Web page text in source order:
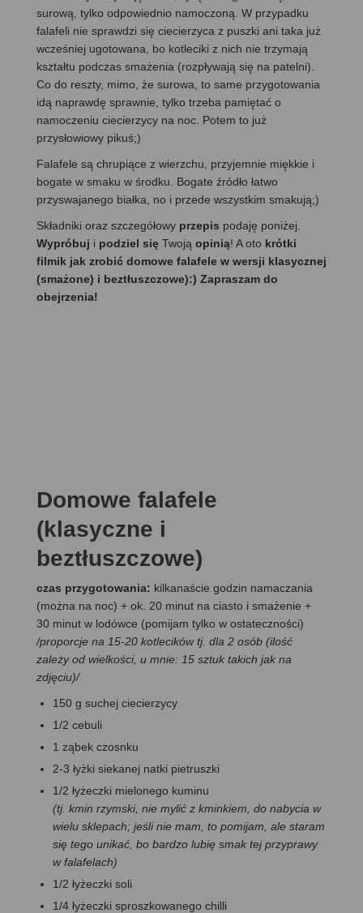
surową, tylko odpowiednio namoczoną. W przypadku
falafeli nie sprawdzi się ciecierzyca z puszki ani taka już
wcześniej ugotowana, bo kotleciki z nich nie trzymają
kształtu podczas smażenia (rozpływają się na patelni).
Co do reszty, mimo, że surowa, to same przygotowania
idą naprawdę sprawnie, tylko trzeba pamiętać o
namoczeniu ciecierzycy na noc. Potem to już
przysłowiowy pikuś;)
Falafele są chrupiące z wierzchu, przyjemnie miękkie i
bogate w smaku w środku. Bogate źródło łatwo
przyswajanego białka, no i przede wszystkim smakują;)
Składniki oraz szczegółowy przepis podaję poniżej.
Wypróbuj i podziel się Twoją opinią! A oto krótki
filmik jak zrobić domowe falafele w wersji klasycznej
(smażone) i beztłuszczowe):) Zapraszam do
obejrzenia!
Domowe falafele
(klasyczne i
beztłuszczowe)
czas przygotowania: kilkanaście godzin namaczania
(można na noc) + ok. 20 minut na ciasto i smażenie +
30 minut w lodówce (pomijam tylko w ostateczności)
/proporcje na 15-20 kotlecików tj. dla 2 osób (ilość
zależy od wielkości, u mnie: 15 sztuk takich jak na
zdjęciu)/
150 g suchej ciecierzycy
1/2 cebuli
1 ząbek czosnku
2-3 łyżki siekanej natki pietruszki
1/2 łyżeczki mielonego kuminu
(tj. kmin rzymski, nie mylić z kminkiem, do nabycia w
wielu sklepach; jeśli nie mam, to pomijam, ale staram
się tego unikać, bo bardzo lubię smak tej przyprawy
w falafelach)
1/2 łyżeczki soli
1/4 łyżeczki sproszkowanego chilli